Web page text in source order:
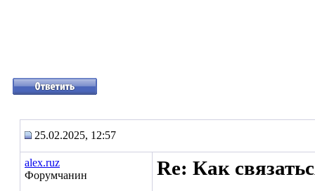
25.02.2025, 12:57
alex.ruz
Форумчанин
Re: Как